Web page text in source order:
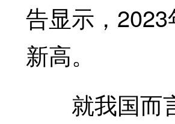
告显示，
新高。
就我国而言